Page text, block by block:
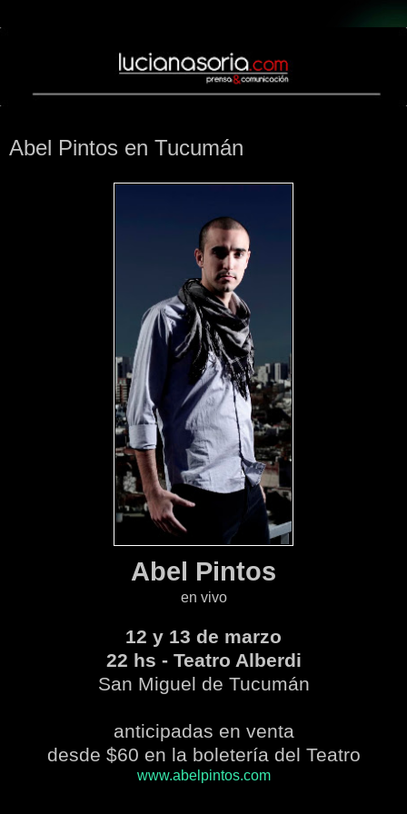
Abel Pintos en Tucumán
Abel Pintos
en vivo
12 y 13 de marzo
22 hs - Teatro Alberdi
San Miguel de Tucumán
anticipadas en venta
desde $60 en la boletería del Teatro
www.abelpintos.com